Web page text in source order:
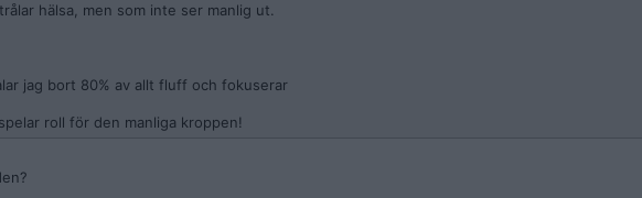
hälsa, men som inte ser manlig ut.
jag bort 80% av allt fluff och fokuserar
roll för den manliga kroppen!